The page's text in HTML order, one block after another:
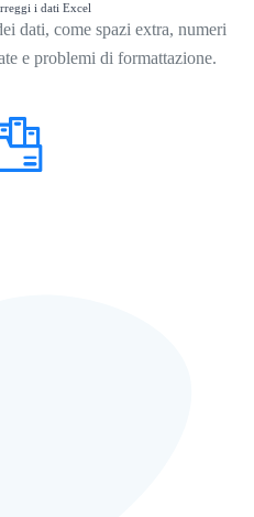
i dati Excel
dati, come spazi extra, numeri
e problemi di formattazione.